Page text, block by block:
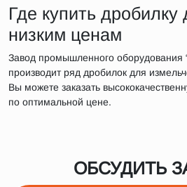
Где купить дробилку
низким ценам
Завод промышленного оборудования
производит ряд дробилок для
Вы можете заказать
по оптимальной цене.
ОБСУДИТЬ